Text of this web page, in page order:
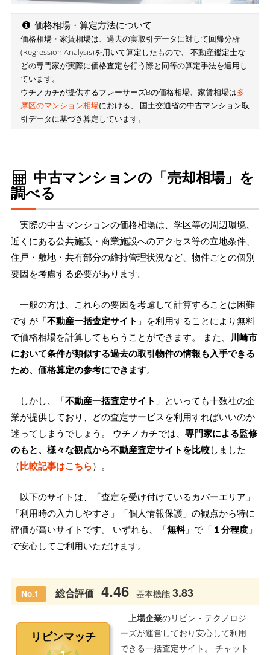
価格相場・算定方法について
価格相場・家賃相場は、過去の実取引データに対して回帰分析
(Regression Analysis)を用いて算定したもので、 不動産鑑定士な
どの専門家が実際に価格査定を行う際と同等の算定手法を適用し
ています。
ウチノカチが提供するフレーサーズBの価格相場、家賃相場は多
摩区のマンション相場における、 国土交通省の中古マンション取
引データに基づき算定しています。
中古マンションの「売却相場」を
調べる
実際の中古マンションの価格相場は、学区等の周辺環境、
近くにある公共施設・商業施設へのアクセス等の立地条件、
住戸・敷地・共有部分の維持管理状況など、物件ごとの個別
要因を考慮する必要があります。
一般の方は、これらの要因を考慮して計算することは困難
ですが「不動産一括査定サイト 」を利用することにより無料
で価格相場を計算してもらうことができます。 また、 川崎市
において条件が類似する過去の取引物件の情報も入手できる
ため、価格算定の参考にできます。
しかし、「不動産一括査定サイト 」といっても十数社の企
業が提供しており、どの査定サービスを利用すればいいのか
迷ってしまうでしょう。 ウチノカチでは、 専門家による監修
のもと、様々な観点から不動産査定サイトを比較しました
（比較記事はこちら）。
以下のサイトは、「査定を受け付けているカバーエリア」
「利用時の入力しやすさ」「個人情報保護」の観点から特に
評価が高いサイトです。 いずれも、「無料」で「 １分程度 」
で安心してご利用いただけます。